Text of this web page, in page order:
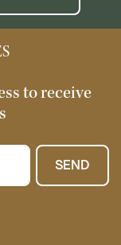
to receive
SEND